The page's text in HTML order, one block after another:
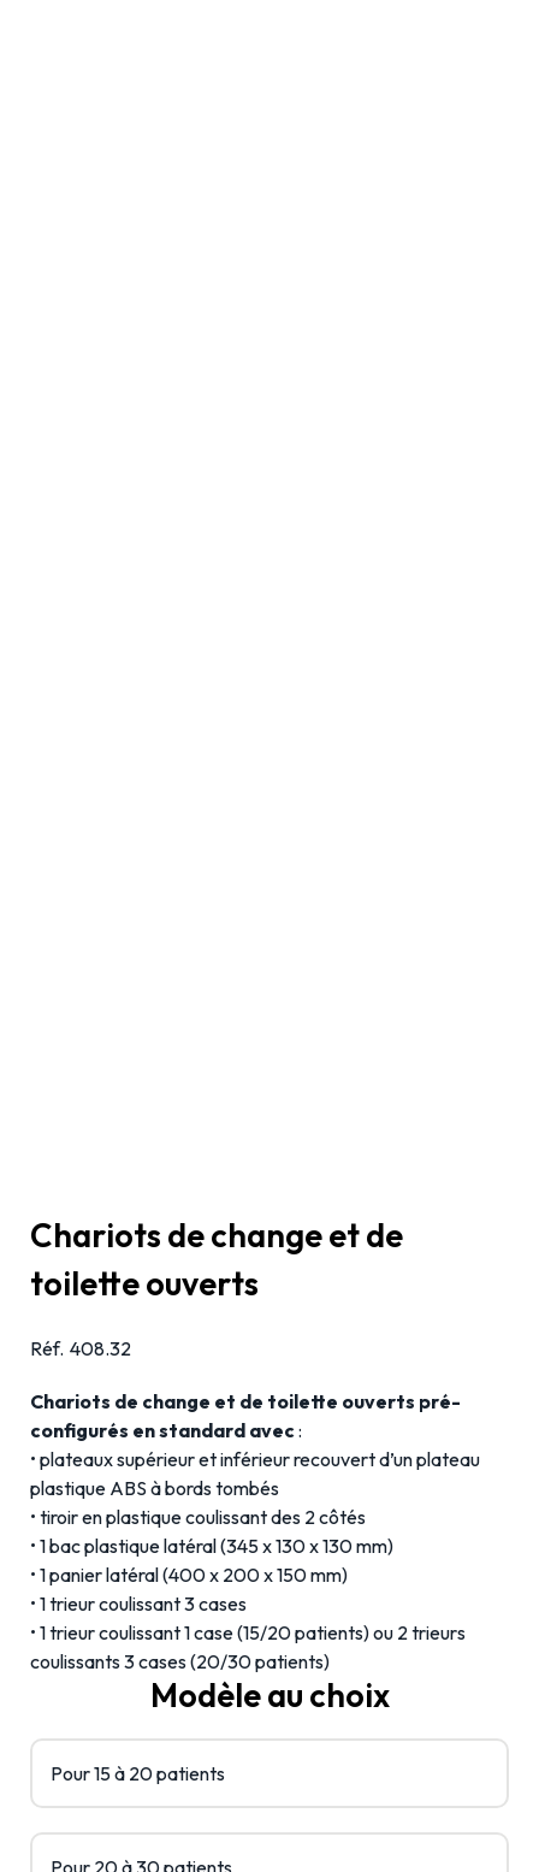
Chariots de change et de
toilette ouverts
Réf. 408.32
Chariots de change et de toilette ouverts pré-
configurés en standard avec:
• plateaux supérieur et inférieur recouvert d’un plateau
plastique ABS à bords tombés
• tiroir en plastique coulissant des 2 côtés
• 1 bac plastique latéral (345 x 130 x 130 mm)
• 1 panier latéral (400 x 200 x 150 mm)
• 1 trieur coulissant 3 cases
• 1 trieur coulissant 1 case (15/20 patients) ou 2 trieurs
coulissants 3 cases (20/30 patients)
Modèle au choix
Pour 15 à 20 patients
Pour 20 à 30 patients